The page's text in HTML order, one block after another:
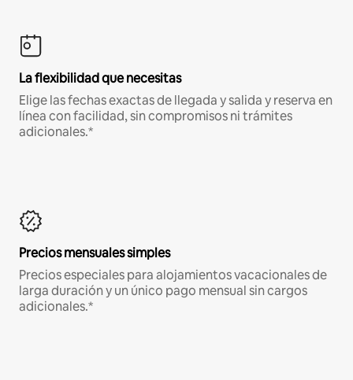
La flexibilidad que necesitas
Elige las fechas exactas de llegada y salida y reserva en
línea con facilidad, sin compromisos ni trámites
adicionales.*
Precios mensuales simples
Precios especiales para alojamientos vacacionales de
larga duración y un único pago mensual sin cargos
adicionales.*